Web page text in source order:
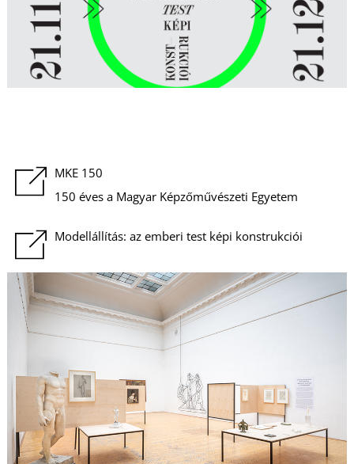
MKE 150
150 éves a Magyar Képzőművészeti Egyetem
Modellállítás: az emberi test képi konstrukciói